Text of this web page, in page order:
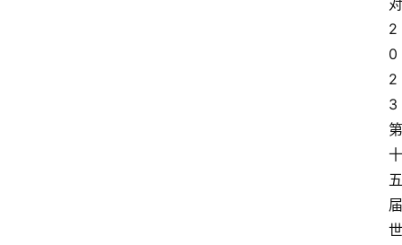
对
2
0
2
3
第
十
五
届
世